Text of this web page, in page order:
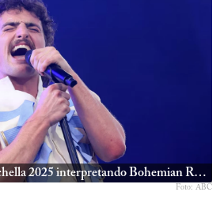
Benson Boone en Coachella 2025 interpretando Bohemian Rhapsody.
Foto: ABC